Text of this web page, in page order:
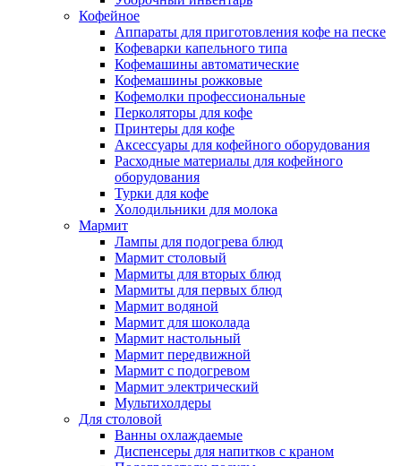
Кофейное
Аппараты для приготовления кофе на песке
Кофеварки капельного типа
Кофемашины автоматические
Кофемашины рожковые
Кофемолки профессиональные
Перколяторы для кофе
Принтеры для кофе
Аксессуары для кофейного оборудования
Расходные материалы для кофейного
оборудования
Турки для кофе
Холодильники для молока
Мармит
Лампы для подогрева блюд
Мармит столовый
Мармиты для вторых блюд
Мармиты для первых блюд
Мармит водяной
Мармит для шоколада
Мармит настольный
Мармит передвижной
Мармит с подогревом
Мармит электрический
Мультихолдеры
Для столовой
Ванны охлаждаемые
Диспенсеры для напитков с краном